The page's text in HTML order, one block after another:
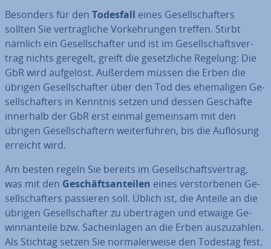
Besonders für den Todesfall eines Ge­sell­schaf­ters
sollten Sie ver­trag­li­che Vor­keh­run­gen treffen. Stirbt
nämlich ein Ge­sell­schaf­ter und ist im Ge­sell­schafts­ver­
trag nichts geregelt, greift die ge­setz­li­che Regelung: Die
GbR wird aufgelöst. Außerdem müssen die Erben die
übrigen Ge­sell­schaf­ter über den Tod des ehe­ma­li­gen Ge­
sell­schaf­ters in Kenntnis setzen und dessen Geschäfte
innerhalb der GbR erst einmal gemeinsam mit den
übrigen Ge­sell­schaf­tern wei­ter­füh­ren, bis die Auflösung
erreicht wird.
Am besten regeln Sie bereits im Ge­sell­schafts­ver­trag,
was mit den Ge­schäfts­an­tei­len eines ver­stor­be­nen Ge­
sell­schaf­ters passieren soll. Üblich ist, die Anteile an die
übrigen Ge­sell­schaf­ter zu über­tra­gen und etwaige Ge­
winn­an­tei­le bzw. Sach­ein­la­gen an die Erben aus­zu­zah­len.
Als Stichtag setzen Sie nor­ma­ler­wei­se den Todestag fest.